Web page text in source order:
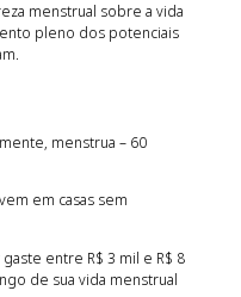
menstrual sobre a vida
pleno dos potenciais
menstrua – 60
em casas sem
entre R$ 3 mil e R$ 8
de sua vida menstrual